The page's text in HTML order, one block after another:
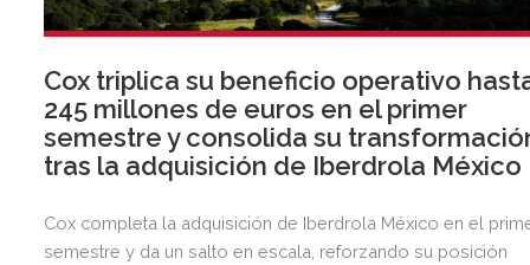
Cox triplica su beneficio operativo
245 millones de euros en el primer
semestre y consolida su
tras la adquisición de Iberdrola México
Cox completa la adquisición de Iberdrola México en el
semestre y da un salto en escala, reforzando su posición